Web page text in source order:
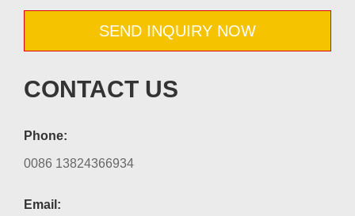
SEND INQUIRY NOW
CONTACT US
Phone:
0086 13824366934
Email: